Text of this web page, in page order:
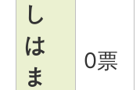
し
は
ま
0票